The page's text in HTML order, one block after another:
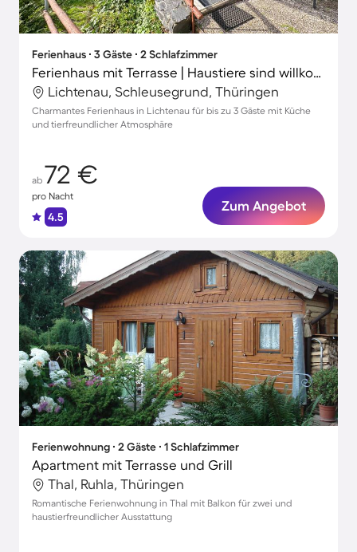
Ferienhaus ∙ 3 Gäste ∙ 2 Schlafzimmer
Ferienhaus mit Terrasse | Haustiere sind willkommen
Lichtenau, Schleusegrund, Thüringen
Charmantes Ferienhaus in Lichtenau für bis zu 3 Gäste mit Küche
und tierfreundlicher Atmosphäre
ab 72 €
pro Nacht
4.5
Zum Angebot
Ferienwohnung ∙ 2 Gäste ∙ 1 Schlafzimmer
Apartment mit Terrasse und Grill
Thal, Ruhla, Thüringen
Romantische Ferienwohnung in Thal mit Balkon für zwei und
haustierfreundlicher Ausstattung